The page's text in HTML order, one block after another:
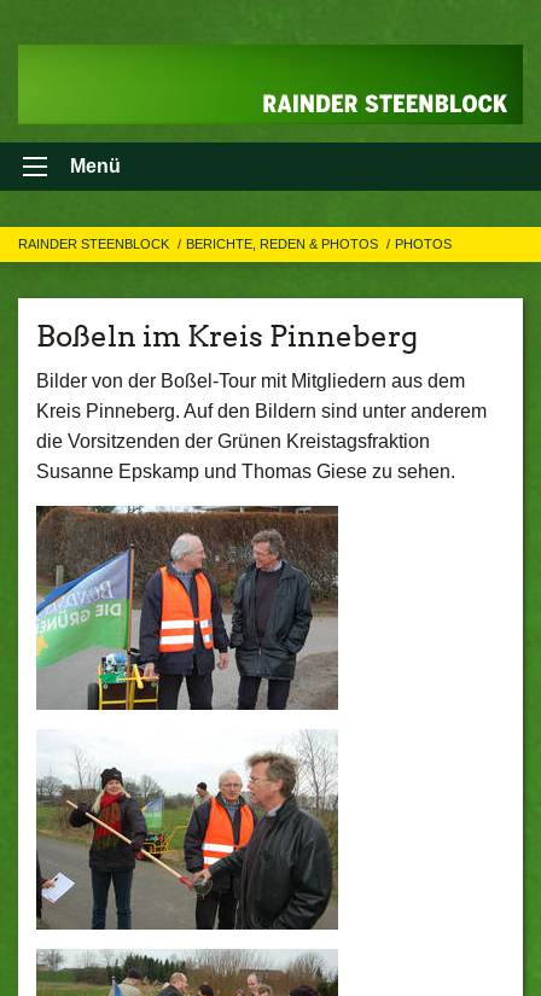
Menü
RAINDER STEENBLOCK BERICHTE, REDEN & PHOTOS PHOTOS
Boßeln im Kreis Pinneberg
Bilder von der Boßel-Tour mit Mitgliedern aus dem
Kreis Pinneberg. Auf den Bildern sind unter anderem
die Vorsitzenden der Grünen Kreistagsfraktion
Susanne Epskamp und Thomas Giese zu sehen.